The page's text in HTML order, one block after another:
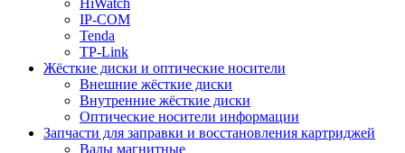
HiWatch
IP-COM
Tenda
TP-Link
Жёсткие диски и оптические носители
Внешние жёсткие диски
Внутренние жёсткие диски
Оптические носители информации
Запчасти для заправки и восстановления картриджей
Валы магнитные